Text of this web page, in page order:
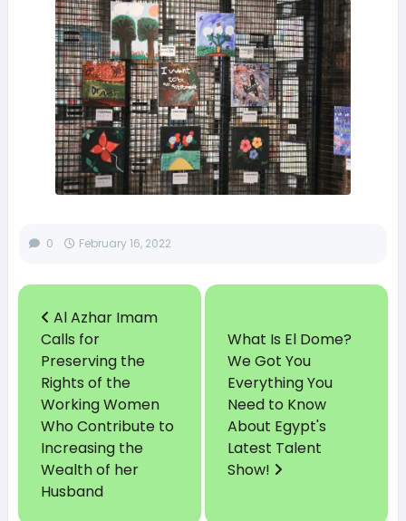
0 February 16, 2022
Al Azhar Imam
Calls for
Preserving the
Rights of the
Working Women
Who Contribute to
Increasing the
Wealth of her
Husband
What Is El Dome?
We Got You
Everything You
Need to Know
About Egypt's
Latest Talent
Show!